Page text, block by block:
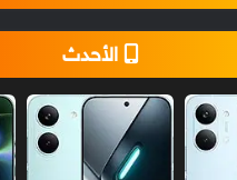
الأحدث